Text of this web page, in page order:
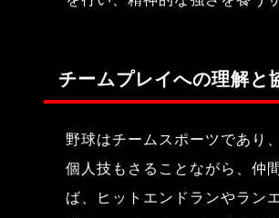
チームプレイへの理解と
野球はチームスポーツであり
個人技もさることながら、仲
ば、ヒットエンドランやラン